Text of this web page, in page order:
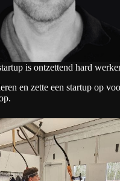
is ontzettend hard
en zette een startup op